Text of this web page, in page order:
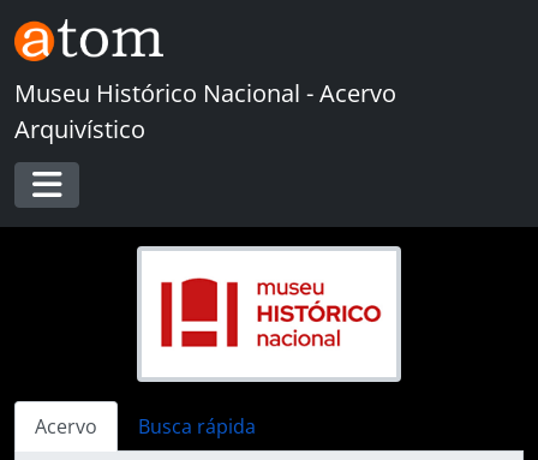
Skip to main content
Museu Histórico Nacional - Acervo
Arquivístico
Toggle navigation
Acervo
Busca rápida